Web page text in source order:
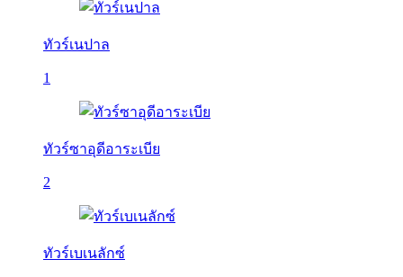
ทัวร์เนปาล
1
ทัวร์ซาอุดีอาระเบีย
2
ทัวร์เบเนลักซ์